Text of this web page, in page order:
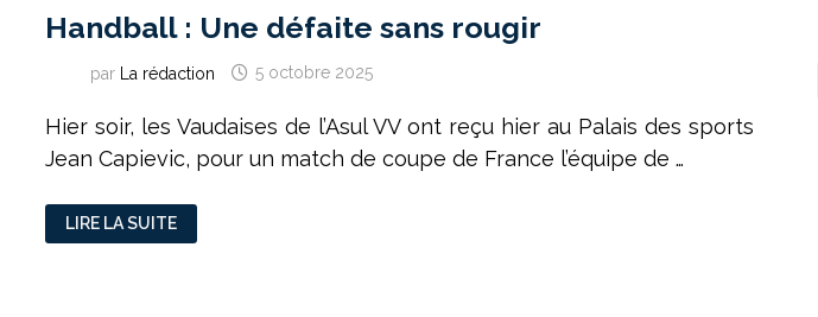
Handball : Une défaite sans rougir
par La rédaction 5 octobre 2025
Hier soir, les Vaudaises de l’Asul VV ont reçu hier au Palais des sports
Jean Capievic, pour un match de coupe de France l’équipe de …
HANDBALL
:
UNE
LIRE LA SUITE